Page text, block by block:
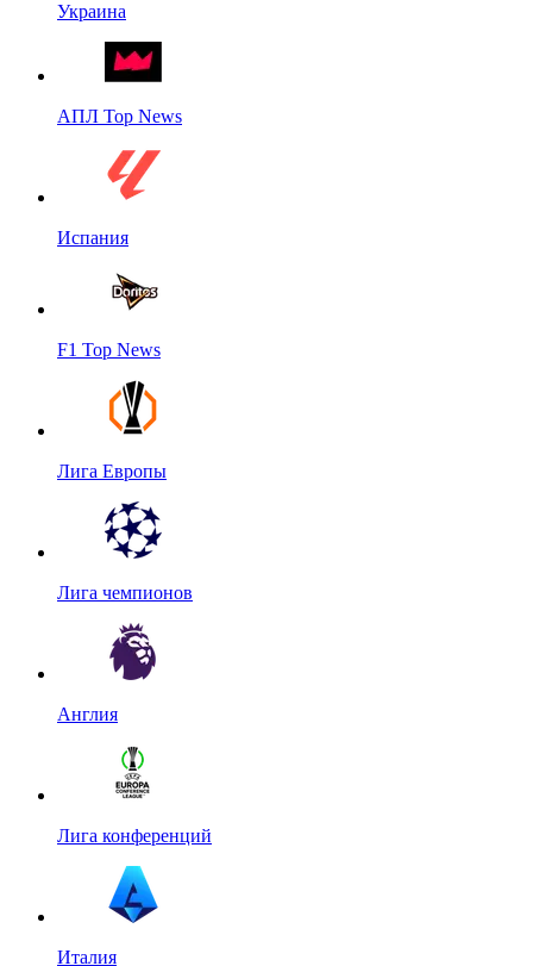
Украина
АПЛ Top News
Испания
F1 Top News
Лига Европы
Лига чемпионов
Англия
Лига конференций
Италия